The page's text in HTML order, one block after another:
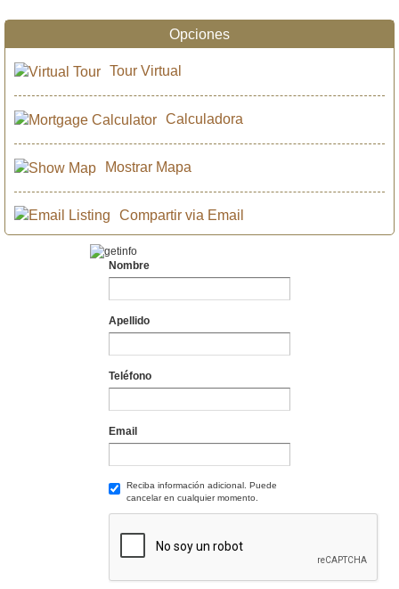
Opciones
Tour Virtual
Calculadora
Mostrar Mapa
Compartir via Email
Nombre
Apellido
Teléfono
Email
Reciba información adicional. Puede
cancelar en cualquier momento.